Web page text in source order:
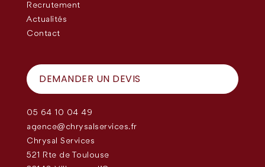
Recrutement
Actualités
Contact
DEMANDER UN DEVIS
05 64 10 04 49
agence@chrysalservices.fr
Chrysal Services
521 Rte de Toulouse